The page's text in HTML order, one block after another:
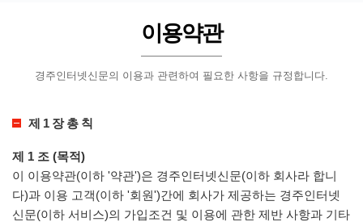
이용약관
경주인터넷신문의 이용과 관련하여 필요한 사항을 규정합니다.
제 1 장 총 칙
제 1 조 (목적)
이 이용약관(이하 '약관')은 경주인터넷신문(이하 회사라 합니
다)과 이용 고객(이하 '회원')간에 회사가 제공하는 경주인터넷
신문(이하 서비스)의 가입조건 및 이용에 관한 제반 사항과 기타